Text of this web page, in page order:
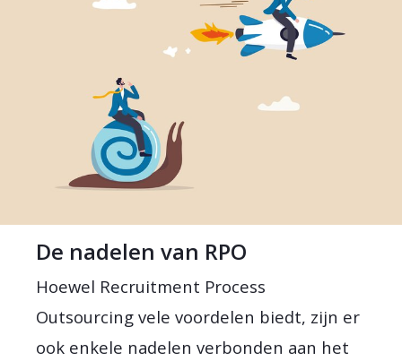
De nadelen van RPO
Hoewel Recruitment Process
Outsourcing vele voordelen biedt, zijn er
ook enkele nadelen verbonden aan het